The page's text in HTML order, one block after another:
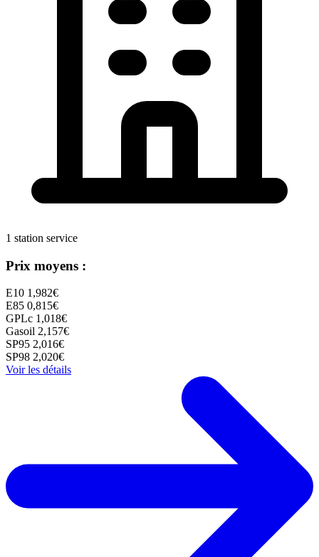
1 station service
Prix moyens :
E10 1,982€
E85 0,815€
GPLc 1,018€
Gasoil 2,157€
SP95 2,016€
SP98 2,020€
Voir les détails